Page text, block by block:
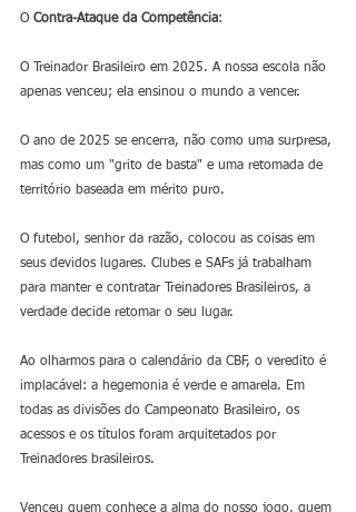
O Contra-Ataque da Competência:
O Treinador Brasileiro em 2025. A nossa escola não
apenas venceu; ela ensinou o mundo a vencer.
O ano de 2025 se encerra, não como uma surpresa,
mas como um "grito de basta" e uma retomada de
território baseada em mérito puro.
O futebol, senhor da razão, colocou as coisas em
seus devidos lugares. Clubes e SAFs já trabalham
para manter e contratar Treinadores Brasileiros, a
verdade decide retomar o seu lugar.
Ao olharmos para o calendário da CBF, o veredito é
implacável: a hegemonia é verde e amarela. Em
todas as divisões do Campeonato Brasileiro, os
acessos e os títulos foram arquitetados por
Treinadores brasileiros.
Venceu quem conhece a alma do nosso jogo, quem